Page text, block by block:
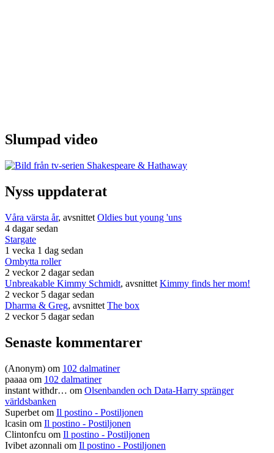
Slumpad video
Nyss uppdaterat
Våra värsta år, avsnittet Oldies but young 'uns
4 dagar sedan
Stargate
1 vecka 1 dag sedan
Ombytta roller
2 veckor 2 dagar sedan
Unbreakable Kimmy Schmidt, avsnittet Kimmy finds her mom!
2 veckor 5 dagar sedan
Dharma & Greg, avsnittet The box
2 veckor 5 dagar sedan
Senaste kommentarer
(Anonym) om 102 dalmatiner
paaaa om 102 dalmatiner
instant withdr… om Olsenbanden och Data-Harry spränger
världsbanken
Superbet om Il postino - Postiljonen
lcasin om Il postino - Postiljonen
Clintonfcu om Il postino - Postiljonen
Ivibet azonnali om Il postino - Postiljonen